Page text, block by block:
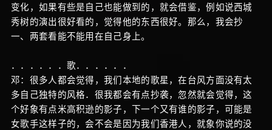
变化，如果有些是自己也能做到的，就会借鉴，例如说西城
秀树的演出很好看的，觉得他的东西很好。那么，我会抄
一、两套看能不能用在自己身上。
．．．．．．歌．．．．．．
邓：很多人都会觉得，我们本地的歌星，在台风方面没有太
多自己独特的风格．很我都会有点抄袭，忽然就会觉得，这
个好象有点米高积逊的影子，下一个又有谁的影子，可能是
女歌手这样子的，会不会是因为我们香港人，就象你说的没